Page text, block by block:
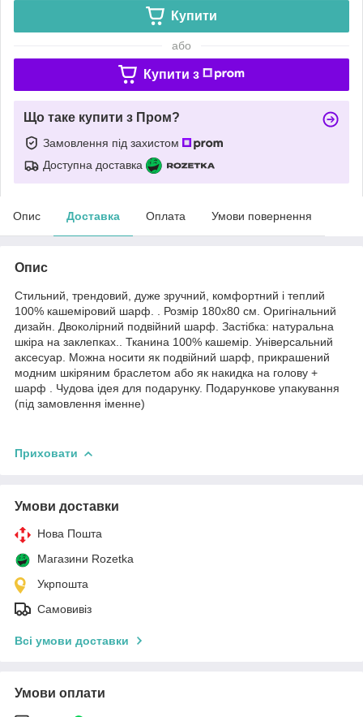
Купити
або
Купити з
Що таке купити з Пром?
Замовлення під захистом
Доступна доставка
Опис Доставка Оплата Умови повернення
Опис
Стильний, трендовий, дуже зручний, комфортний і теплий
100% кашеміровий шарф. . Розмір 180х80 см. Оригінальний
дизайн. Двоколірний подвійний шарф. Застібка: натуральна
шкіра на заклепках.. Тканина 100% кашемір. Універсальний
аксесуар. Можна носити як подвійний шарф, прикрашений
модним шкіряним браслетом або як накидка на голову +
шарф . Чудова ідея для подарунку. Подарункове упакування
(під замовлення іменне)
Приховати
Умови доставки
Нова Пошта
Магазини Rozetka
Укрпошта
Самовивіз
Всі умови доставки
Умови оплати